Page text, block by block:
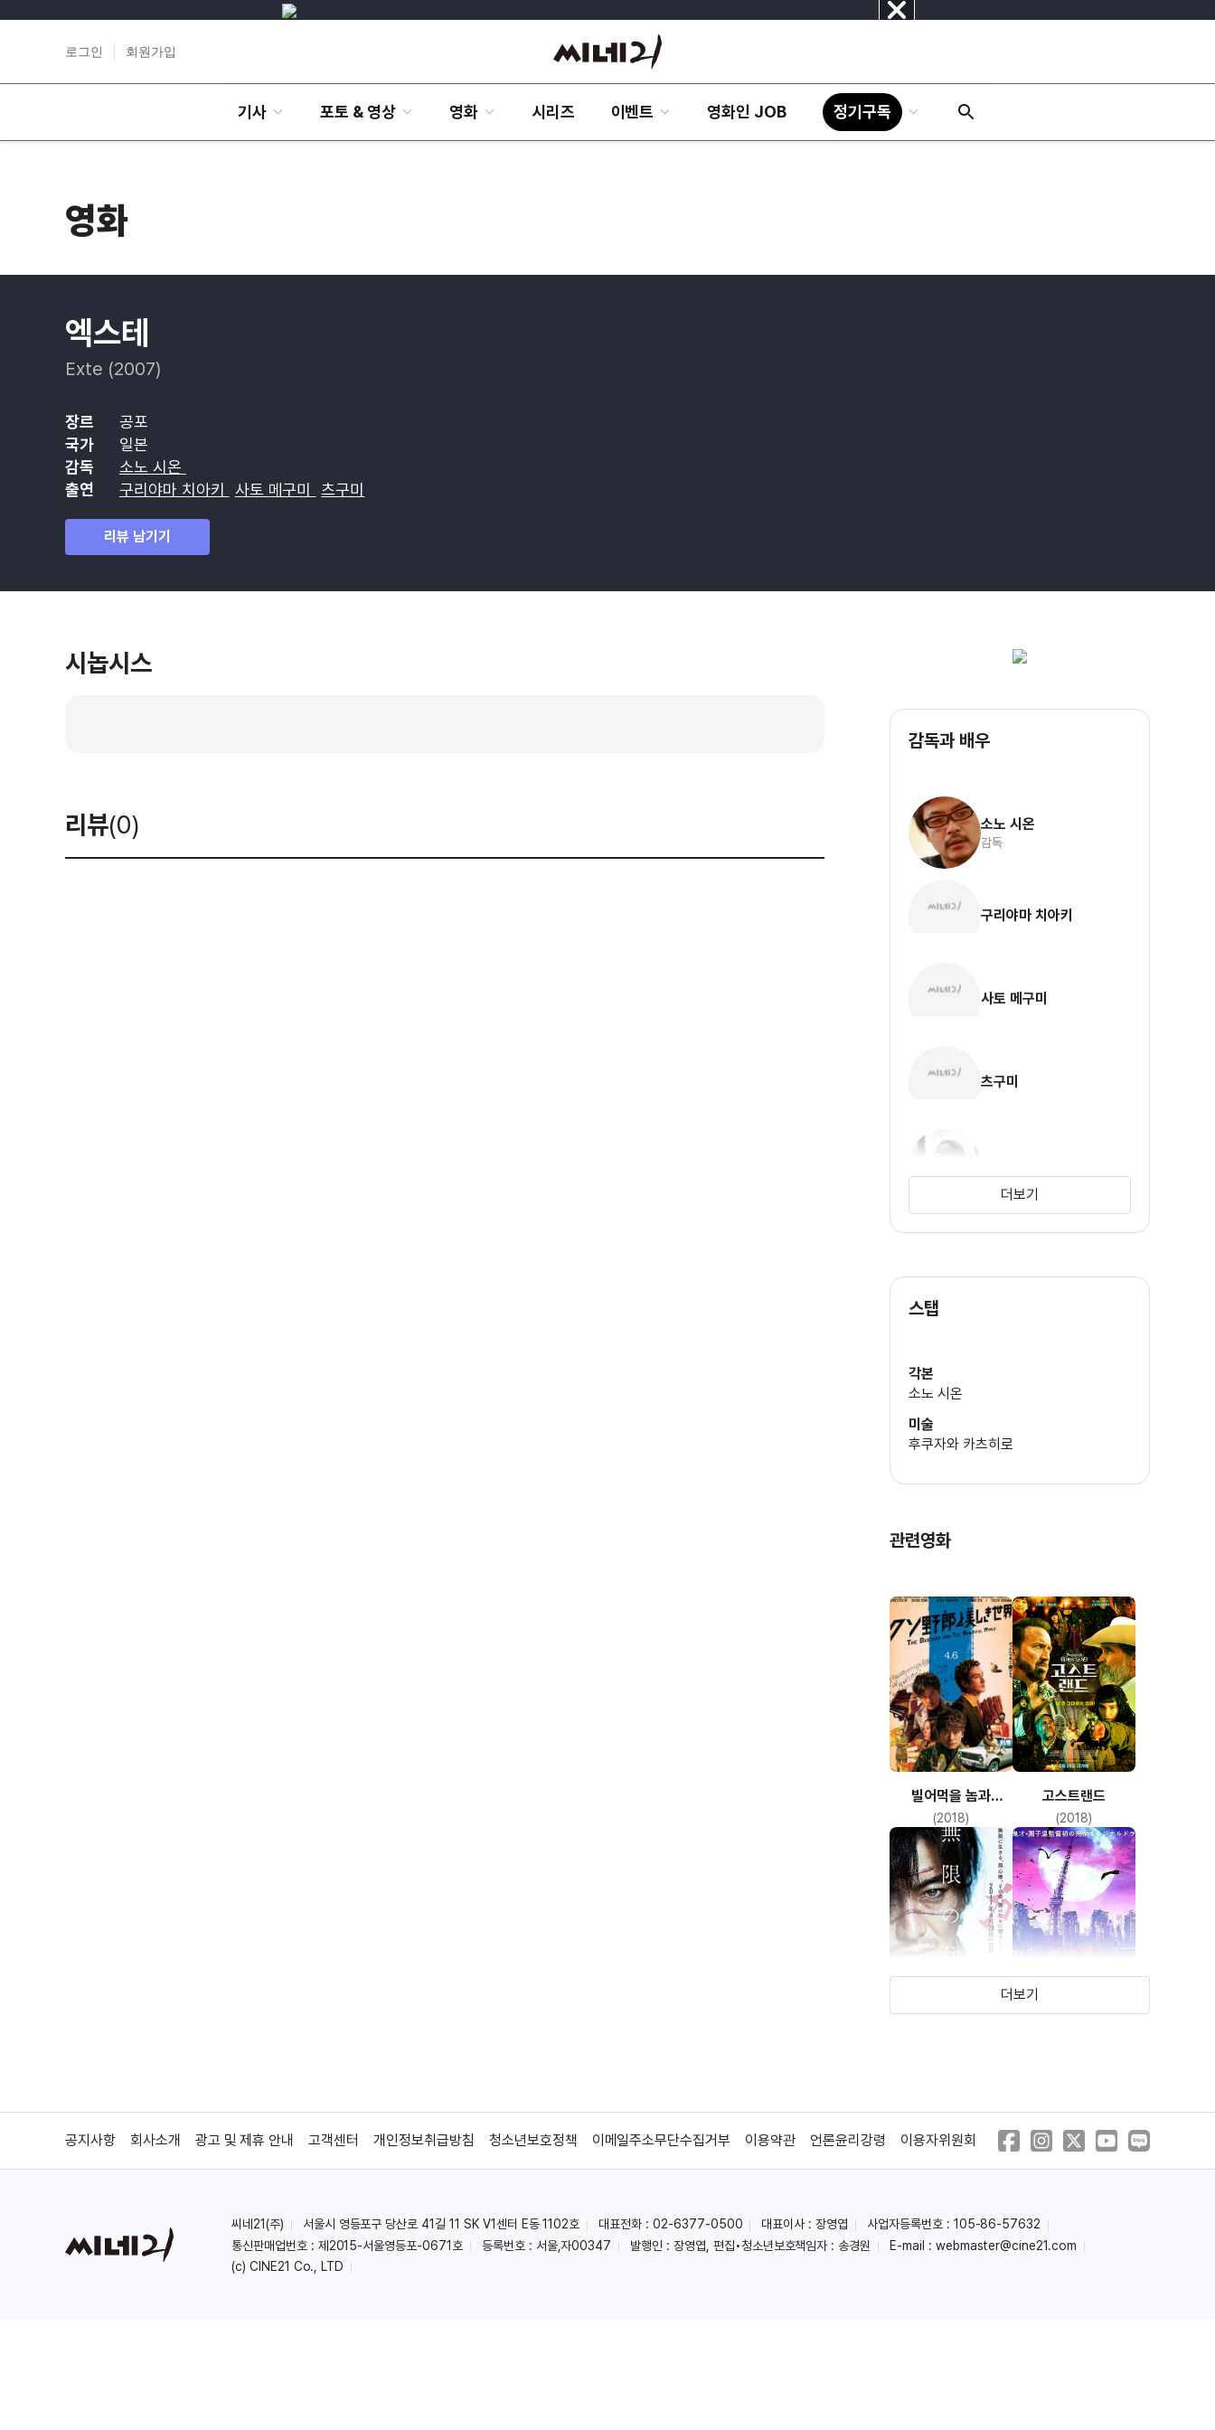
닫
로그인 회원가입
기사 포토 & 영상 영화 시리즈 이벤트 영화인 JOB 정기구독
영화
엑스테
Exte (2007)
장르
공포
국가
일본
감독
소노 시온
출연
구리야마 치아키 사토 메구미 츠구미
리뷰 남기기
시놉시스
리뷰(0)
감독과 배우
소노 시온
감독
구리야마 치아키
사토 메구미
츠구미
더보기
스탭
각본
소노 시온
미술
후쿠자와 카츠히로
관련영화
빌어먹을 놈과
아름다운 세계
(2018)
고스트랜드
(2018)
안티포르노
더보기
공지사항 회사소개 광고 및 제휴 안내 고객센터 개인정보취급방침 청소년보호정책 이메일주소무단수집거부 이용약관 언론윤리강령 이용자위원회
씨네21(주) 서울시 영등포구 당산로 41길 11 SK V1센터 E동 1102호 대표전화 : 02-6377-0500 대표이사 : 장영엽
사업자등록번호 : 105-86-57632
통신판매업번호 : 제2015-서울영등포-0671호
등록번호 : 서울,자00347 발행인 : 장영엽, 편집•청소년보호책임자 : 송경원 E-mail : webmaster@cine21.com
(c) CINE21 Co., LTD